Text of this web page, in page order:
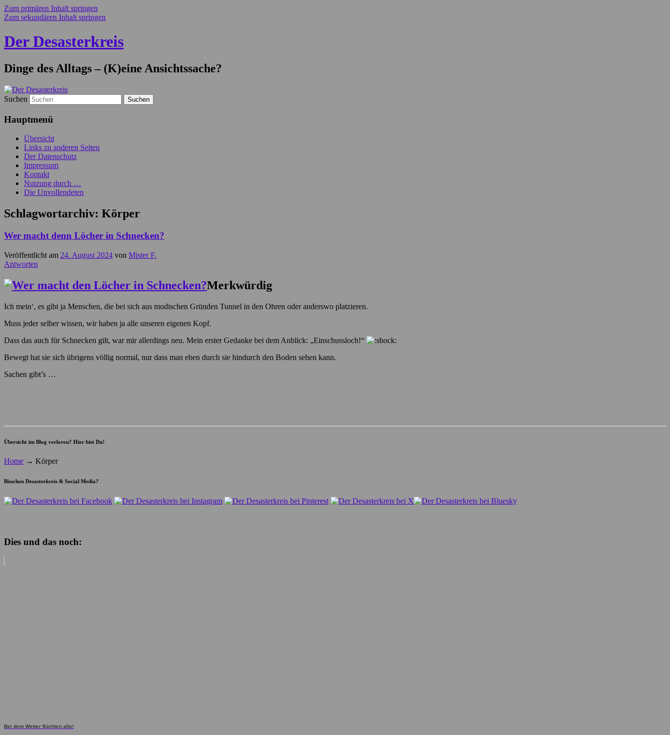
Zum primären Inhalt springen
Zum sekundären Inhalt springen
Der Desasterkreis
Dinge des Alltags – (K)eine Ansichtssache?
Suchen
Hauptmenü
Übersicht
Links zu anderen Seiten
Der Datenschutz
Impressum
Kontakt
Nutzung durch …
Die Unvollendeten
Schlagwortarchiv: Körper
Wer macht denn Löcher in Schnecken?
Veröffentlicht am 24. August 2024 von Mister F.
Antworten
Merkwürdig
Ich mein‘, es gibt ja Menschen, die bei sich aus modischen Gründen Tunnel in den Ohren oder anderswo platzieren.
Muss jeder selber wissen, wir haben ja alle unseren eigenen Kopf.
Dass das auch für Schnecken gilt, war mir allerdings neu. Mein erster Gedanke bei dem Anblick: „Einschussloch!“
Bewegt hat sie sich übrigens völlig normal, nur dass man eben durch sie hindurch den Boden sehen kann.
Sachen gibt’s …
Übersicht im Blog verloren? Hier bist Du!
Home → Körper
Bisschen Desasterkreis & Social Media?
Dies und das noch:
Bei dem Wetter flüchten alle!